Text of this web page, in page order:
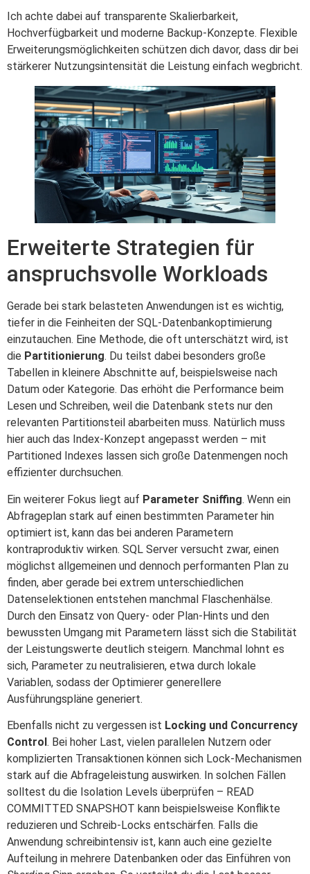
Ich achte dabei auf transparente Skalierbarkeit,
Hochverfügbarkeit und moderne Backup-Konzepte. Flexible
Erweiterungsmöglichkeiten schützen dich davor, dass dir bei
stärkerer Nutzungsintensität die Leistung einfach wegbricht.
Erweiterte Strategien für
anspruchsvolle Workloads
Gerade bei stark belasteten Anwendungen ist es wichtig,
tiefer in die Feinheiten der SQL-Datenbankoptimierung
einzutauchen. Eine Methode, die oft unterschätzt wird, ist
die Partitionierung. Du teilst dabei besonders große
Tabellen in kleinere Abschnitte auf, beispielsweise nach
Datum oder Kategorie. Das erhöht die Performance beim
Lesen und Schreiben, weil die Datenbank stets nur den
relevanten Partitionsteil abarbeiten muss. Natürlich muss
hier auch das Index-Konzept angepasst werden – mit
Partitioned Indexes lassen sich große Datenmengen noch
effizienter durchsuchen.
Ein weiterer Fokus liegt auf Parameter Sniffing. Wenn ein
Abfrageplan stark auf einen bestimmten Parameter hin
optimiert ist, kann das bei anderen Parametern
kontraproduktiv wirken. SQL Server versucht zwar, einen
möglichst allgemeinen und dennoch performanten Plan zu
finden, aber gerade bei extrem unterschiedlichen
Datenselektionen entstehen manchmal Flaschenhälse.
Durch den Einsatz von Query- oder Plan-Hints und den
bewussten Umgang mit Parametern lässt sich die Stabilität
der Leistungswerte deutlich steigern. Manchmal lohnt es
sich, Parameter zu neutralisieren, etwa durch lokale
Variablen, sodass der Optimierer generellere
Ausführungspläne generiert.
Ebenfalls nicht zu vergessen ist Locking und Concurrency
Control. Bei hoher Last, vielen parallelen Nutzern oder
komplizierten Transaktionen können sich Lock-Mechanismen
stark auf die Abfrageleistung auswirken. In solchen Fällen
solltest du die Isolation Levels überprüfen – READ
COMMITTED SNAPSHOT kann beispielsweise Konflikte
reduzieren und Schreib-Locks entschärfen. Falls die
Anwendung schreibintensiv ist, kann auch eine gezielte
Aufteilung in mehrere Datenbanken oder das Einführen von